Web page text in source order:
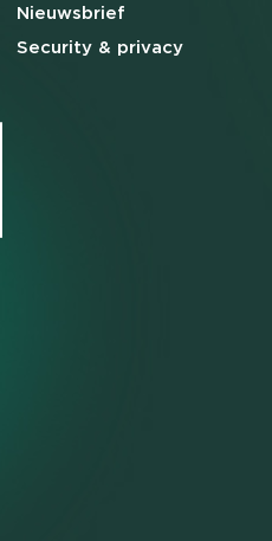
Nieuwsbrief
Security & privacy